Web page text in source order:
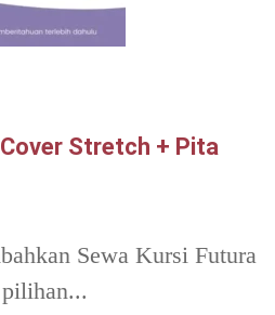
Stretch + Pita
Sewa Kursi Futura